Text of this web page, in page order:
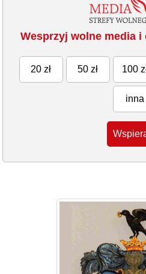
Wesprzyj wolne media i
20 zł 50 zł 100
inna